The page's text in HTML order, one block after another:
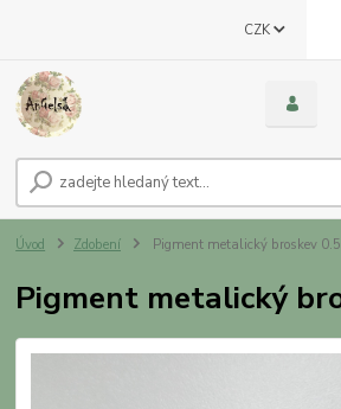
CZK
Úvod Zdobení Pigment metalický broskev
Pigment metalický